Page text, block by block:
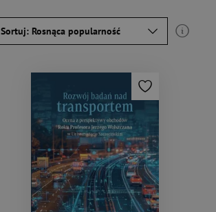
Sortuj: Rosnąca popularność